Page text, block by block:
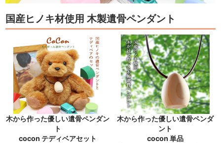
国産ヒノキ材使用 木製遺骨ペンダント
木から作った優しい遺骨ペンダン
ト
cocon テディベアセット
木から作った優しい遺骨ペンダ
ント
cocon 単品